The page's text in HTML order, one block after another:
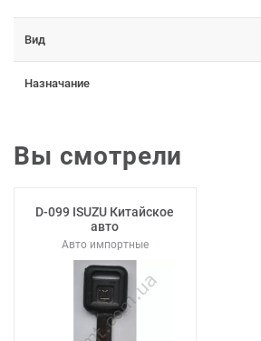
Вид
Назначание
Вы смотрели
D-099 ISUZU Китайское
авто
Авто импортные